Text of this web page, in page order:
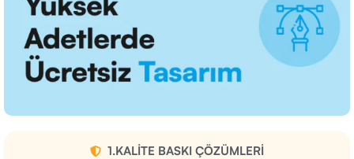
1.KALITE BASKI ÇÖZÜMLERI